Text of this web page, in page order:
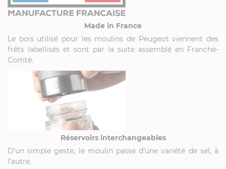
Made in France
Le bois utilisé pour les moulins de Peugeot viennent des
frêts labellisés et sont par la suite assemblé en Franche-
Comté.
Réservoirs interchangeables
D’un simple geste, le moulin passe d’une variété de sel, à
l’autre.